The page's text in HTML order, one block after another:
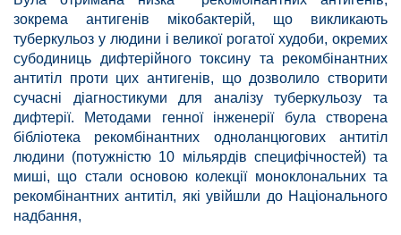
зокрема антигенів мікобактерій, що викликають
туберкульоз у людини і великої рогатої худоби, окремих
субодиниць дифтерійного токсину та рекомбінантних
антитіл проти цих антигенів, що дозволило створити
сучасні діагностикуми для аналізу туберкульозу та
дифтерії. Методами генної інженерії була створена
бібліотека рекомбінантних одноланцюгових антитіл
людини (потужністю 10 мільярдів специфічностей) та
миші, що стали основою колекції моноклональних та
рекомбінантних антитіл, які увійшли до Національного
надбання,